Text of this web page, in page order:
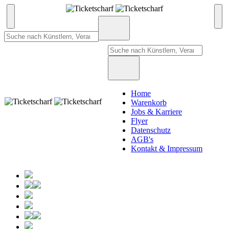
Home
Warenkorb
Jobs & Karriere
Flyer
Datenschutz
AGB's
Kontakt & Impressum